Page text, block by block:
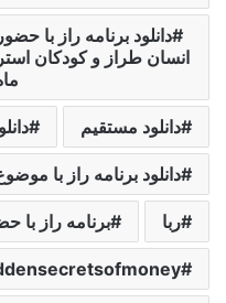
دانلود برنامه راز با
ماه
دانلود مستقیم
دانلود برنامه راز با
ربا برنامه راز